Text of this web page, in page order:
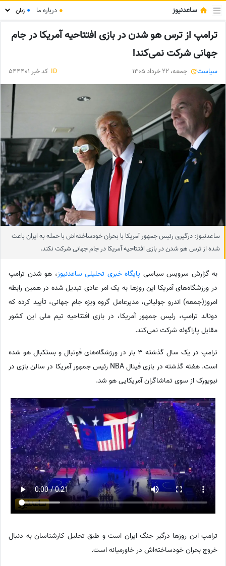
ساعدنیوز ● درباره ما ●
ترامپ از ترس هو شدن در بازی افتتاحیه آمریکا در جام
جهانی شرکت نمی‌کند!
سیاست جمعه، 22 خرداد 1405 ID کد خبر 544401
ساعدنیوز: درگیری رئیس جمهور آمریکا با بحران خودساخته‌اش با حمله به ایران باعث
شده از ترس هو شدن در بازی افتتاحیه آمریکا در جام جهانی شرکت نکند.
به گزارش سرویس سیاسی پایگاه خبری تحلیلی ساعدنیوز، هو شدن ترامپ
در ورزشگاه‌های آمریکا این روزها به یک امر عادی تبدیل شده در همین رابطه
امروز(جمعه) اندرو جولیانی، مدیرعامل گروه ویژه جام جهانی، تأیید کرده که
دونالد ترامپ، رئیس جمهور آمریکا، در بازی افتتاحیه تیم ملی این کشور
مقابل پاراگوئه شرکت نمی‌کند.
ترامپ در یک سال گذشته 3 بار در ورزشگاه‌های فوتبال و بستکبال هو شده
است. هفته گذشته در بازی فینال NBA رئیس جمهور آمریکا در سالن بازی در
نیویورک از سوی تماشاگران آمریکایی هو شد.
ترامپ این روزها درگیر جنگ ایران است و طبق تحلیل کارشناسان به دنبال
خروج بحران خودساخته‌اش در خاورمیانه است.